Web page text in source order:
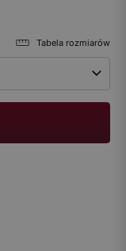
Tabela rozmiarów